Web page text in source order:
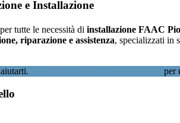
e Installazione
tutte le necessità di installazione FAAC
riparazione e assistenza, specializzati in
per